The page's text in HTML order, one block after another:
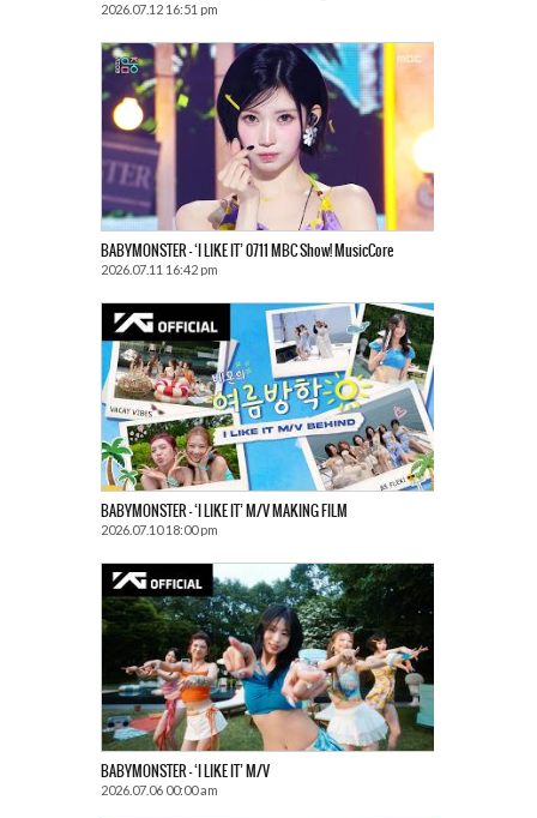
2026.07.12 16:51 pm
BABYMONSTER – ‘I LIKE IT’ 0711 MBC Show! MusicCore
2026.07.11 16:42 pm
BABYMONSTER – ‘I LIKE IT’ M/V MAKING FILM
2026.07.10 18:00 pm
BABYMONSTER – ‘I LIKE IT’ M/V
2026.07.06 00:00 am